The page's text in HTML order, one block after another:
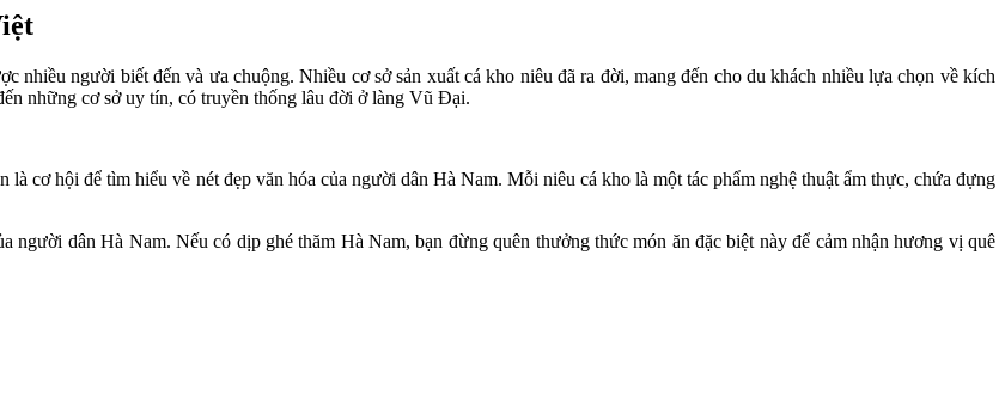
nhiều người biết đến và ưa chuộng. Nhiều cơ sở sản xuất cá kho niêu đã ra đời, mang đến cho du khách nhiều lựa chọn về kích
những cơ sở uy tín, có truyền thống lâu đời ở làng Vũ Đại.
cơ hội để tìm hiểu về nét đẹp văn hóa của người dân Hà Nam. Mỗi niêu cá kho là một tác phẩm nghệ thuật ẩm thực, chứa đựng
người dân Hà Nam. Nếu có dịp ghé thăm Hà Nam, bạn đừng quên thưởng thức món ăn đặc biệt này để cảm nhận hương vị quê